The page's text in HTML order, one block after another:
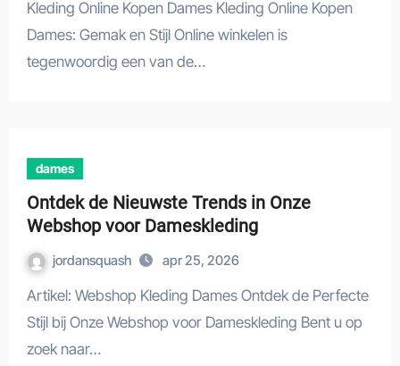
Kleding Online Kopen Dames Kleding Online Kopen
Dames: Gemak en Stijl Online winkelen is
tegenwoordig een van de…
dames
Ontdek de Nieuwste Trends in Onze
Webshop voor Dameskleding
jordansquash apr 25, 2026
Artikel: Webshop Kleding Dames Ontdek de Perfecte
Stijl bij Onze Webshop voor Dameskleding Bent u op
zoek naar…